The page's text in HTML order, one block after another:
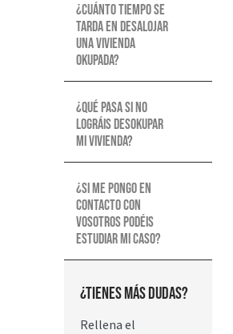
¿Cuánto tiempo se
tarda en desalojar
una vivienda
okupada?
¿Qué pasa si no
lográis desokupar
mi vivienda?
¿Si me pongo en
contacto con
vosotros podéis
estudiar mi caso?
¿Tienes más dudas?
Rellena el